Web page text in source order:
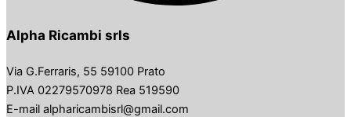
Alpha Ricambi srls
Via G.Ferraris, 55 59100 Prato
P.IVA 02279570978 Rea 519590
E-mail alpharicambisrl@gmail.com